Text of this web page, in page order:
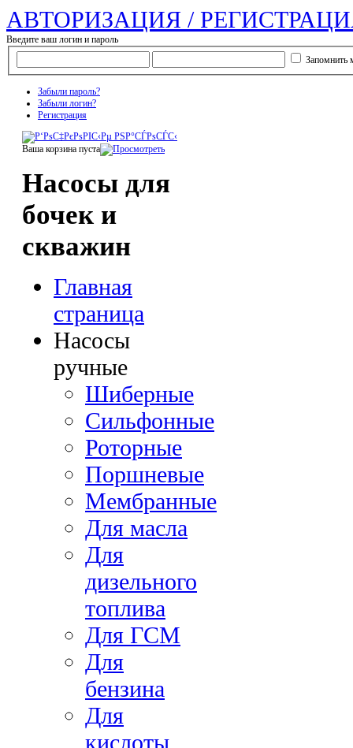
АВТОРИЗАЦИЯ /
Введите ваш логин и пароль
Запомнить
Забыли пароль?
Забыли логин?
Регистрация
Ваша корзина пуста
Насосы для
бочек и
скважин
Главная
страница
Насосы
ручные
Шиберные
Сильфонные
Роторные
Поршневые
Мембранные
Для масла
Для
дизельного
топлива
Для ГСМ
Для
бензина
Для
кислоты